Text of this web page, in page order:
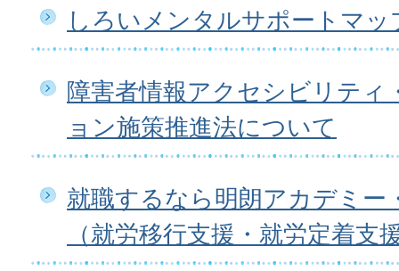
しろいメンタルサポートマッ
障害者情報アクセシビリティ
ョン施策推進法について
就職するなら明朗アカデミー
（就労移行支援・就労定着支